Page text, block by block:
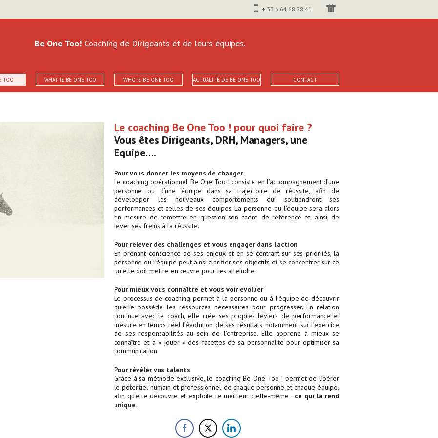
+ 33 6 64 68 28 41
Be One Too! Coaching de Dirigeants et de leurs équipes.
TOO WHAT IS BE ONE TOO WHO IS BE ONE TOO ACTUALITÉ DE BE ONE TOO CONTACT
Le coaching Be One Too ! pour quoi faire ?
Vous êtes Dirigeants, DRH, Managers, une
Equipe….
Pour vous donner les moyens de changer
Le coaching opérationnel Be One Too ! consiste en l’accompagnement d’une
personne ou d’une équipe dans sa trajectoire de réussite, afin de
développer les nouveaux comportements qui soutiendront ses
performances et celles de ses équipes. La personne ou l’équipe sera alors
en mesure de remettre en question son cadre de référence et, ainsi, de
lever ses freins à la réussite.
Pour relever des challenges et vous engager dans l’action
En prenant conscience de ses enjeux et en se centrant sur ses priorités, la
personne ou l’équipe peut ainsi clarifier ses objectifs et se concentrer sur ce
qu’elle doit mettre en œuvre pour les atteindre.
Pour mieux vous connaître et vous voir évoluer
Le processus de coaching permet à la personne ou à l’équipe de découvrir
qu’elle possède les ressources nécessaires pour progresser. En relation
continue avec le coach, elle crée ses propres leviers de performance et
mesure en temps réel l’évolution de ses résultats, notamment sur l’exercice
de ses responsabilités au sein de l’entreprise. Elle apprend à mieux se
connaître et à « jouer » des facettes de sa personnalité pour optimiser sa
communication.
Pour révéler vos talents
Grâce à sa méthode exclusive, le coaching Be One Too ! permet de libérer
le potentiel humain et professionnel de chaque personne et chaque équipe,
afin qu’elle découvre et exploite le meilleur d’elle-même : ce qui la rend
unique.